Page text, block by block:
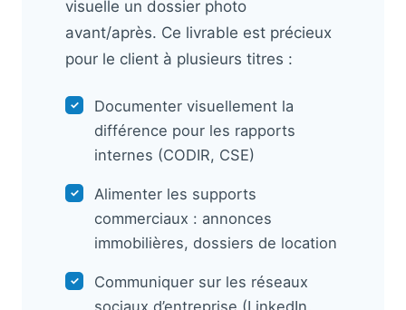
visuelle un dossier photo
avant/après. Ce livrable est précieux
pour le client à plusieurs titres :
✓
Documenter visuellement la
différence pour les rapports
internes (CODIR, CSE)
✓
Alimenter les supports
commerciaux : annonces
immobilières, dossiers de location
✓
Communiquer sur les réseaux